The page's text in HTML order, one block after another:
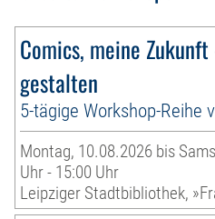
Comics, meine
gestalten
5-tägige Workshop-Reihe
Montag, 10.08.2026 bis
Uhr - 15:00 Uhr
Leipziger Stadtbibliothek,